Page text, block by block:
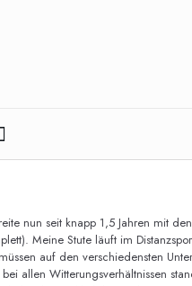
nun seit knapp 1,5 Jahren mit
Meine Stute läuft im
auf den verschiedensten
allen Witterungsverhältnissen